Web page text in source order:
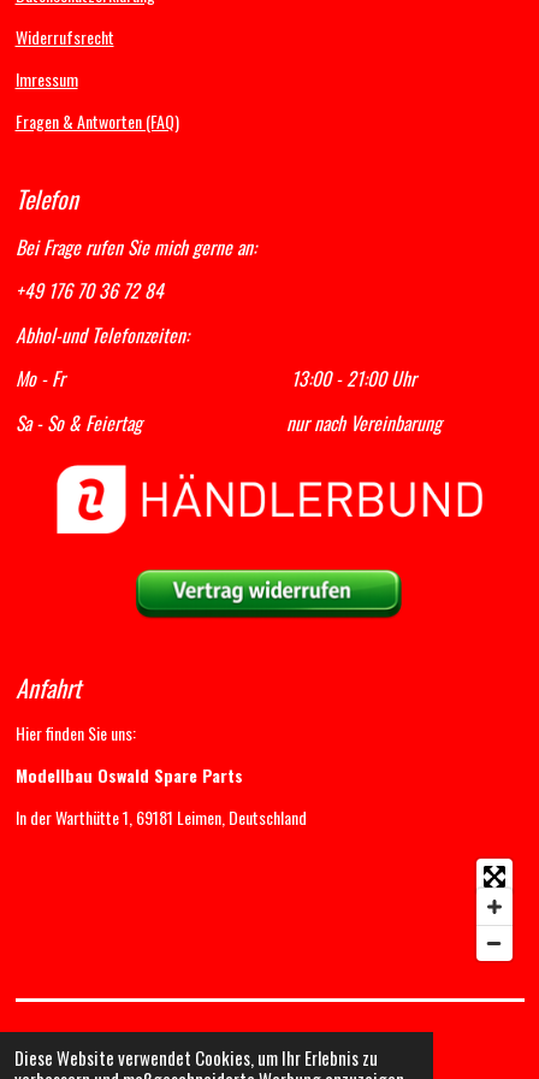
Diese Website verwendet Cookies, um Ihr Erlebnis zu
m
Widerrufsrecht
Imressum
Fragen & Antworten (FAQ)
Telefon
Bei Frage rufen Sie mich gerne an:
+49 176 70 36 72 84
Abhol-und Telefonzeiten:
Mo - Fr 13:00 - 21:00 Uhr
Sa - So & Feiertag nur nach Vereinbarung
Anfahrt
Hier finden Sie uns:
Modellbau Oswald Spare Parts
In der Warthütte 1, 69181 Leimen, Deutschland